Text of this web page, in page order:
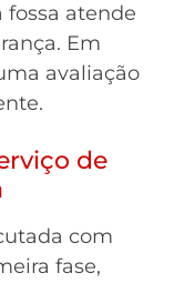
atende
Em
avaliação
de
com
fase,